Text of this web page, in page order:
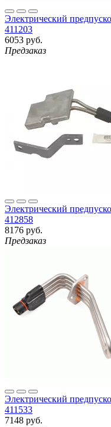
Электрический
411203
6053 руб.
Предзаказ
Электрический
412858
8176 руб.
Предзаказ
Электрический
411533
7148 руб.